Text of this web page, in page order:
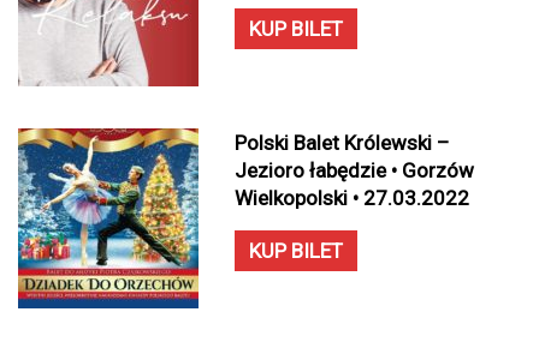
KUP BILET
Polski Balet Królewski –
Jezioro łabędzie • Gorzów
Wielkopolski • 27.03.2022
KUP BILET